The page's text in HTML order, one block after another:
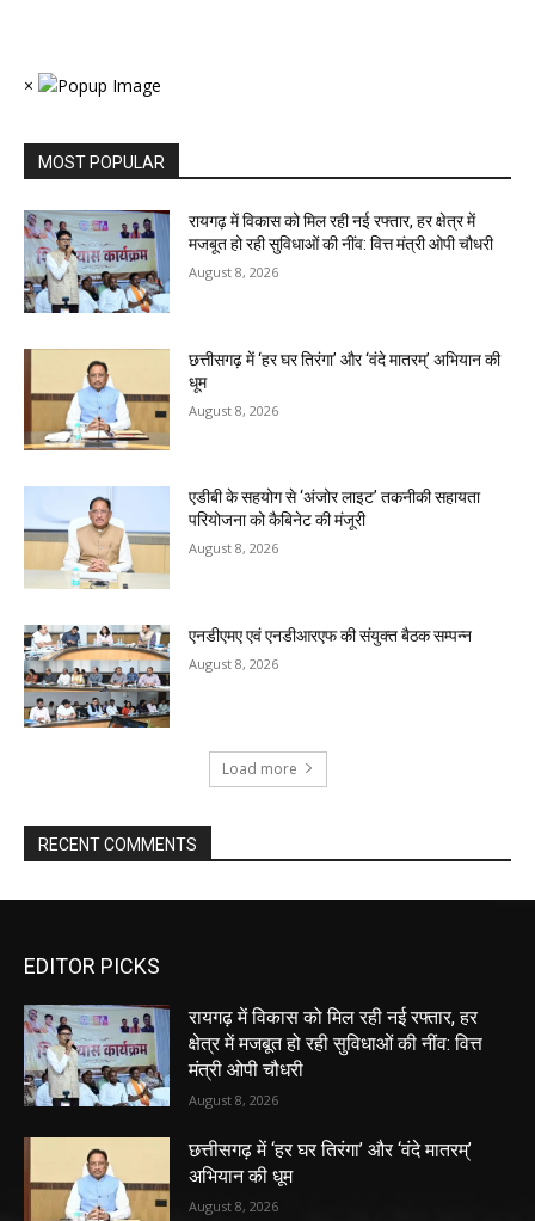
×
MOST POPULAR
रायगढ़ में विकास को मिल रही नई रफ्तार, हर क्षेत्र में
मजबूत हो रही सुविधाओं की नींव: वित्त मंत्री ओपी चौधरी
August 8, 2026
छत्तीसगढ़ में ‘हर घर तिरंगा’ और ‘वंदे मातरम्’ अभियान की
धूम
August 8, 2026
एडीबी के सहयोग से ‘अंजोर लाइट’ तकनीकी सहायता
परियोजना को कैबिनेट की मंजूरी
August 8, 2026
एनडीएमए एवं एनडीआरएफ की संयुक्त बैठक सम्पन्न
August 8, 2026
Load more
RECENT COMMENTS
EDITOR PICKS
रायगढ़ में विकास को मिल रही नई रफ्तार, हर
क्षेत्र में मजबूत हो रही सुविधाओं की नींव: वित्त
मंत्री ओपी चौधरी
August 8, 2026
छत्तीसगढ़ में ‘हर घर तिरंगा’ और ‘वंदे मातरम्’
अभियान की धूम
August 8, 2026